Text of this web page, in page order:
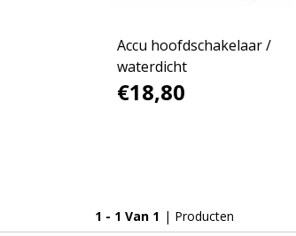
Accu hoofdschakelaar /
waterdicht
€18,80
1 - 1 Van 1 | Producten